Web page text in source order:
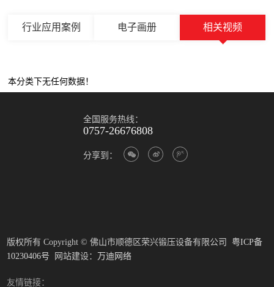
行业应用案例 电子画册 相关视频
本分类下无任何数据！
全国服务热线：
0757-26676808
分享到：
版权所有 Copyright © 佛山市顺德区荣兴锻压设备有限公司粤ICP备
10230406号 网站建设：万迪网络
友情链接：